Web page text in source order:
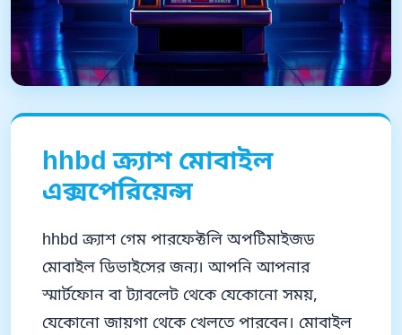
hhbd ক্র্যাশ মোবাইল
এক্সপেরিয়েন্স
hhbd ক্র্যাশ গেম পারফেক্টলি অপটিমাইজড
মোবাইল ডিভাইসের জন্য। আপনি আপনার
স্মার্টফোন বা ট্যাবলেট থেকে যেকোনো সময়,
যেকোনো জায়গা থেকে খেলতে পারবেন। মোবাইল